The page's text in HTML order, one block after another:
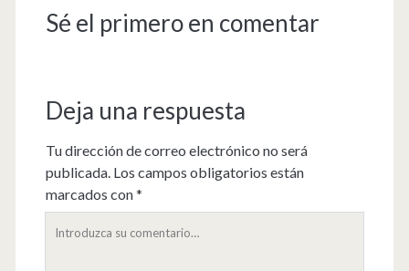
Sé el primero en comentar
Deja una respuesta
Tu dirección de correo electrónico no será
publicada. Los campos obligatorios están
marcados con*